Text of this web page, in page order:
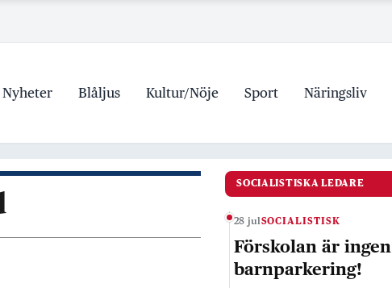
Nyheter Blåljus Kultur/Nöje Sport Näringsliv
SOCIALISTISKA LEDARE
28 julSOCIALISTISK
Förskolan är ingen
barnparkering!